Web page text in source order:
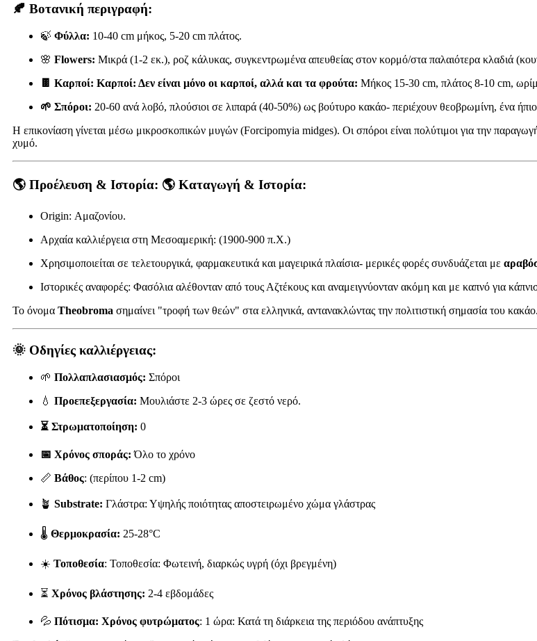
🍂 Βοτανική περιγραφή:
🍃 Φύλλα: 10-40 cm μήκος, 5-20 cm πλάτος.
🌸 Flowers: Μικρά (1-2 εκ.), ροζ κάλυκας, συγκεντρωμένα απευθείας στον κορμό/στα παλαιότερα κλαδιά
🍫 Καρποί: Καρποί: Δεν είναι μόνο οι καρποί, αλλά και τα φρούτα: Μήκος 15-30 cm, πλάτος 8-10 cm,
🌱 Σπόροι: 20-60 ανά λοβό, πλούσιοι σε λιπαρά (40-50%) ως βούτυρο κακάο- περιέχουν θεοβρωμίνη, ένα ήπιο
Η επικονίαση γίνεται μέσω μικροσκοπικών μυγών (Forcipomyia midges). Οι σπόροι είναι πολύτιμοι για την
χυμό.
🌎 Προέλευση & Ιστορία: 🌎 Καταγωγή & Ιστορία:
Origin: Αμαζονίου.
Αρχαία καλλιέργεια στη Μεσοαμερική: (1900-900 π.Χ.)
Χρησιμοποιείται σε τελετουργικά, φαρμακευτικά και μαγειρικά πλαίσια- μερικές φορές συνδυάζεται με
Ιστορικές αναφορές: Φασόλια αλέθονταν από τους Αζτέκους και αναμειγνύονταν ακόμη και με καπνό για
Το όνομα Theobroma σημαίνει "τροφή των θεών" στα ελληνικά, αντανακλώντας την πολιτιστική σημασία του κακάο.
🌞 Οδηγίες καλλιέργειας:
🌱 Πολλαπλασιασμός: Σπόροι
💧 Προεπεξεργασία: Μουλιάστε 2-3 ώρες σε ζεστό νερό.
⏳ Στρωματοποίηση: 0
📅 Χρόνος σποράς: Όλο το χρόνο
📏 Βάθος: (περίπου 1-2 cm)
🪴 Substrate: Γλάστρα: Υψηλής ποιότητας αποστειρωμένο χώμα γλάστρας
🌡️ Θερμοκρασία: 25-28°C
☀️ Τοποθεσία: Τοποθεσία: Φωτεινή, διαρκώς υγρή (όχι βρεγμένη)
⏳ Χρόνος βλάστησης: 2-4 εβδομάδες
💦 Πότισμα: Χρόνος φυτρώματος: 1 ώρα: Κατά τη διάρκεια της περιόδου ανάπτυξης